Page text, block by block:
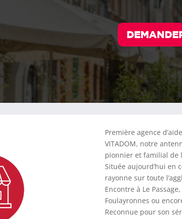
Première agence
VITADOM, notre
pionnier et familial de
Située aujourd’hui en
rayonne sur toute
Encontre à Le
Foulayronnes ou
Reconnue pour son